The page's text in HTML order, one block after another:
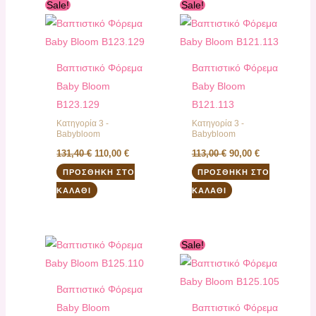
Sale!
Βαπτιστικό Φόρεμα
Baby Bloom
B123.129
Κατηγορία 3 -
Babybloom
131,40€
was:
110,00€
τιμή
110,00 €.
ΠΡΟΣΘΉΚΗ ΣΤΟ
ΚΑΛΆΘΙ
Sale!
Βαπτιστικό Φόρεμα
Baby Bloom
B121.113
Κατηγορία 3 -
Babybloom
113,00€
was:
90,00 €
τιμή
90,00 €.
ΠΡΟΣΘΉΚΗ ΣΤΟ
ΚΑΛΆΘΙ
Βαπτιστικό Φόρεμα
Baby Bloom
Sale!
Βαπτιστικό Φόρεμα
was:
τιμή
164,00 €.